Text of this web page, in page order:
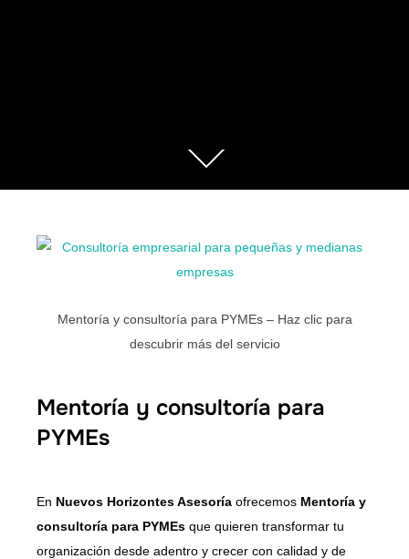
Mentoría y consultoría para PYMEs – Haz clic para
descubrir más del servicio
Mentoría y consultoría para
PYMEs
En Nuevos Horizontes Asesoría ofrecemos Mentoría y
consultoría para PYMEs que quieren transformar tu
organización desde adentro y crecer con calidad y de